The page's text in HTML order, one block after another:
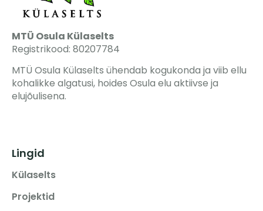
MTÜ Osula Külaselts
Registrikood: 80207784
MTÜ Osula Külaselts ühendab kogukonda ja viib ellu
kohalikke algatusi, hoides Osula elu aktiivse ja
elujõulisena.
Lingid
Külaselts
Projektid